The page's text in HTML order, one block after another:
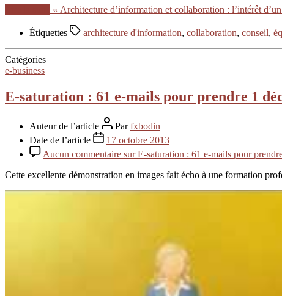
« Architecture d’information et collaboration : l’intérêt
Étiquettes architecture d'information, collaboration, conseil,
Catégories
e-business
E-saturation : 61 e-mails pour prendre 1
Auteur de l’article Parfxbodin
Date de l’article
17 octobre 2013
Aucun commentaire sur E-saturation : 61 e-mails pour
Cette excellente démonstration en images fait écho à une formation